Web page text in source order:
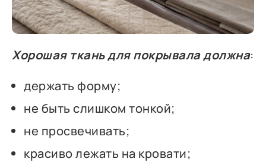
Хорошая ткань для покрывала должна:
держать форму;
не быть слишком тонкой;
не просвечивать;
красиво лежать на кровати;